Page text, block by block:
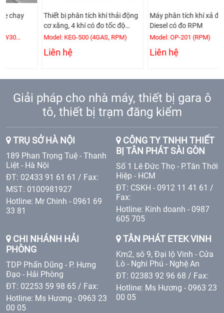
Thiết bị phân tích khí thải động
cơ xăng, 4 khí có đo tốc độ
động cơ
Model: KEG-500 (4GAS, RPM)
Máy phân tích khí xả động cơ
Diesel có đo RPM
Model: OP-201 (RPM)
Giải pháp cho nhà máy, thiết bị gara ô
tô, thiết bị trạm đăng kiểm
TRỤ SỞ HÀ NỘI
189 Phan Trọng Tuệ - Thanh
Liệt - Hà Nội
ĐT: 02433 91 61 61 / Fax:
MST: 0100981927
Hotline: Mr Chinh - 0961 69
33 81
CÔNG TY TNHH THIẾT
BỊ TÂN PHÁT SÀI GÒN
Số 1 Lê Đức Thọ - P.Tân Thới
Hiệp - HCM
ĐT: CSKH - 0912 11 41 61 /
Fax:
Hotline: Kinh doanh - 0987
605 705
CHI NHÁNH HẢI
PHÒNG
TDP Phấn Dũng - P. Hưng
Đạo - Hải Phòng
ĐT: 02253 59 98 65 / Fax:
Hotline: Ms Hương - 0963 23
00 05
TÂN PHÁT ETEK VINH
Km2, sô 9, Đại lộ Vinh - Cửa
Lò - Nghi Phú - Nghệ An
ĐT: 02383 92 96 68 / Fax:
Hotline: Ms Hương - 0963 23
00 05